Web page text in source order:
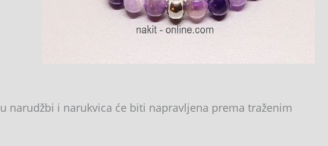
u narudžbi i narukvica će biti napravljena prema traženim